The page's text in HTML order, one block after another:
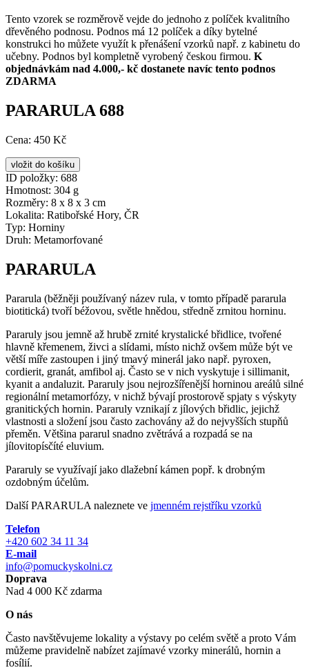
Tento vzorek se rozměrově vejde do jednoho z políček kvalitního
dřevěného podnosu. Podnos má 12 políček a díky bytelné
konstrukci ho můžete využít k přenášení vzorků např. z kabinetu do
učebny. Podnos byl kompletně vyrobený českou firmou. K
objednávkám nad 4.000,- kč dostanete navíc tento podnos
ZDARMA
PARARULA 688
Cena: 450 Kč
ID položky: 688
Hmotnost: 304 g
Rozměry: 8 x 8 x 3 cm
Lokalita: Ratibořské Hory, ČR
Typ: Horniny
Druh: Metamorfované
PARARULA
Pararula (běžněji používaný název rula, v tomto případě pararula
biotitická) tvoří béžovou, světle hnědou, středně zrnitou horninu.
Pararuly jsou jemně až hrubě zrnité krystalické břidlice, tvořené
hlavně křemenem, živci a slídami, místo nichž ovšem může být ve
větší míře zastoupen i jiný tmavý minerál jako např. pyroxen,
cordierit, granát, amfibol aj. Často se v nich vyskytuje i sillimanit,
kyanit a andaluzit. Pararuly jsou nejrozšířenější horninou areálů silné
regionální metamorfózy, v nichž bývají prostorově spjaty s výskyty
granitických hornin. Pararuly vznikají z jílových břidlic, jejichž
vlastnosti a složení jsou často zachovány až do nejvyšších stupňů
přeměn. Většina pararul snadno zvětrává a rozpadá se na
jílovitopísčíté eluvium.
Pararuly se využívají jako dlažební kámen popř. k drobným
ozdobným účelům.
Další PARARULA naleznete ve jmenném rejstříku vzorků
Telefon
+420 602 34 11 34
E-mail
info@pomuckyskolni.cz
Doprava
Nad 4 000 Kč zdarma
O nás
Často navštěvujeme lokality a výstavy po celém světě a proto Vám
můžeme pravidelně nabízet zajímavé vzorky minerálů, hornin a
fosílií.